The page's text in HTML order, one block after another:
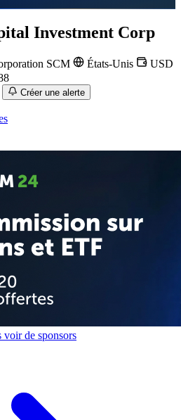
Investment Corp
SCM États-Unis
USD
Créer une alerte
voir de sponsors